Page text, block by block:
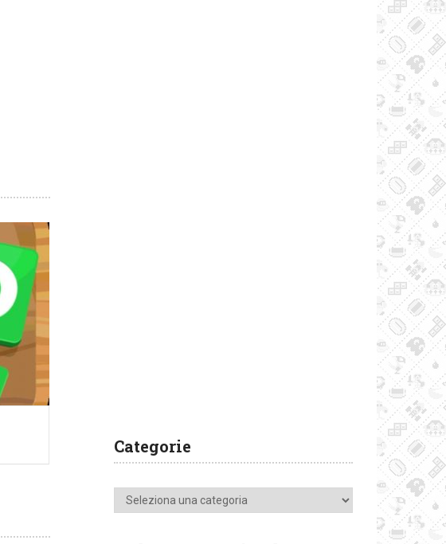
Categorie
Categorie